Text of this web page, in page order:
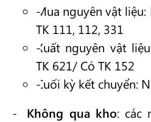
Mua nguyên vật
TK 111, 112, 331
Xuất nguyên vật
TK 621/ Có TK 152
Cuối kỳ kết chuyển:
Không qua kho: các